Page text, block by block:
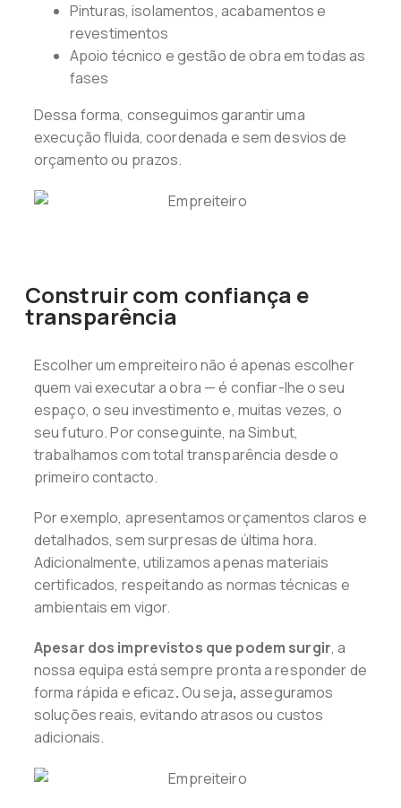
Pinturas, isolamentos, acabamentos e
revestimentos
Apoio técnico e gestão de obra em todas as
fases
Dessa forma, conseguimos garantir uma
execução fluida, coordenada e sem desvios de
orçamento ou prazos.
Construir com confiança e
transparência
Escolher um empreiteiro não é apenas escolher
quem vai executar a obra — é confiar-lhe o seu
espaço, o seu investimento e, muitas vezes, o
seu futuro. Por conseguinte, na Simbut,
trabalhamos com total transparência desde o
primeiro contacto.
Por exemplo, apresentamos orçamentos claros e
detalhados, sem surpresas de última hora.
Adicionalmente, utilizamos apenas materiais
certificados, respeitando as normas técnicas e
ambientais em vigor.
Apesar dos imprevistos que podem surgir, a
nossa equipa está sempre pronta a responder de
forma rápida e eficaz.Ou seja, asseguramos
soluções reais, evitando atrasos ou custos
adicionais.